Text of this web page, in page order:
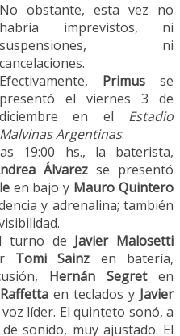
No obstante, esta vez no
habría imprevistos, ni
suspensiones, ni
cancelaciones.
Efectivamente, Primus se
presentó el viernes 3 de
diciembre en el Estadio
Malvinas Argentinas.
19:00 hs., la baterista,
Álvarezse presentó
en bajo y Mauro Quintero
y adrenalina; también
turno de Javier Malosetti
Tomi Sainz en batería,
Hernán Segreten
en teclados y Javier
líder. El quinteto sonó, a
sonido, muy ajustado. El